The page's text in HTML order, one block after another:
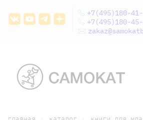
+7(495)180-
+7(495)180-